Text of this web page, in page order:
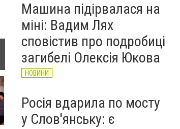
index (1)
Машина підірвалася на
міні: Вадим Лях
сповістив про подробиці
загибелі Олексія Юкова
НОВИНИ
Росія вдарила по мосту
у Слов'янську: є